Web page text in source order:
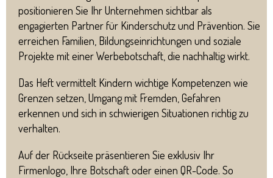
positionieren Sie Ihr Unternehmen sichtbar als
engagierten Partner für Kinderschutz und Prävention. Sie
erreichen Familien, Bildungseinrichtungen und soziale
Projekte mit einer Werbebotschaft, die nachhaltig wirkt.
Das Heft vermittelt Kindern wichtige Kompetenzen wie
Grenzen setzen, Umgang mit Fremden, Gefahren
erkennen und sich in schwierigen Situationen richtig zu
verhalten.
Auf der Rückseite präsentieren Sie exklusiv Ihr
Firmenlogo, Ihre Botschaft oder einen QR-Code. So